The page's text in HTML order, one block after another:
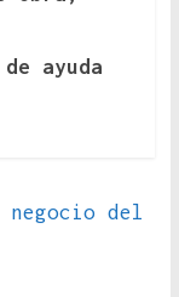
ayuda
del